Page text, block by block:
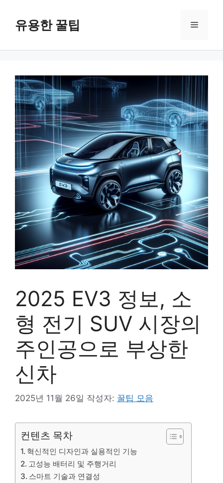
유용한 꿀팁 메
2025 EV3 정보, 소
형 전기 SUV 시장의
주인공으로 부상한
신차
2025년 11월 26일 작성자: 꿀팁 모음
컨텐츠 목차
혁신적인 디자인과 실용적인 기능
고성능 배터리 및 주행거리
스마트 기술과 연결성